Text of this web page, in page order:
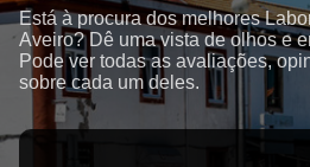
Está à procura dos melhores
Aveiro? Dê uma vista de olhos e
Pode ver todas as avaliações,
sobre cada um deles.